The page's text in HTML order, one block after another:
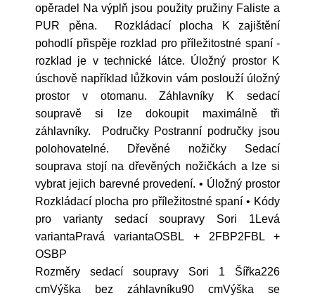
opěradel Na výplň jsou použity pružiny Faliste a
PUR pěna. Rozkládací plocha K zajištění
pohodlí přispěje rozklad pro příležitostné spaní -
rozklad je v technické látce. Úložný prostor K
úschově například lůžkovin vám poslouží úložný
prostor v otomanu. Záhlavníky K sedací
soupravě si lze dokoupit maximálně tři
záhlavníky. Područky Postranní područky jsou
polohovatelné. Dřevěné nožičky Sedací
souprava stojí na dřevěných nožičkách a lze si
vybrat jejich barevné provedení. • Úložný prostor
Rozkládací plocha pro příležitostné spaní • Kódy
pro varianty sedací soupravy Sori 1Levá
variantaPravá variantaOSBL + 2FBP2FBL +
OSBP
Rozměry sedací soupravy Sori 1 Šířka226
cmVýška bez záhlavníku90 cmVýška se